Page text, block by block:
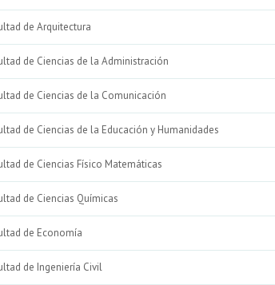
de Arquitectura
de Ciencias de la Administración
de Ciencias de la Comunicación
de Ciencias de la Educación y Humanidades
de Ciencias Físico Matemáticas
de Ciencias Químicas
de Economía
de Ingeniería Civil